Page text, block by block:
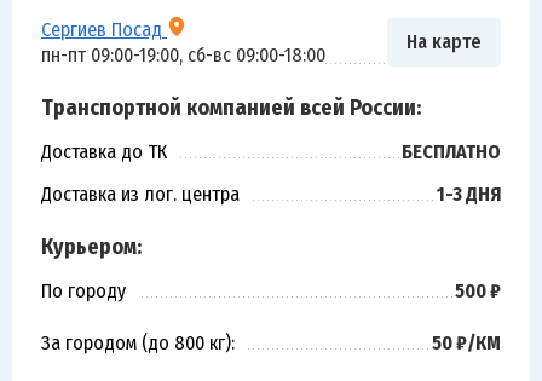
Сергиев Посад
пн-пт 09:00-19:00, сб-вс 09:00-18:00
На карте
Транспортной компанией всей России:
Доставка до ТК
БЕСПЛАТНО
Доставка из лог. центра
1-3 ДНЯ
Курьером:
По городу 500 ₽
За городом (до 800 кг): 50 ₽/КМ